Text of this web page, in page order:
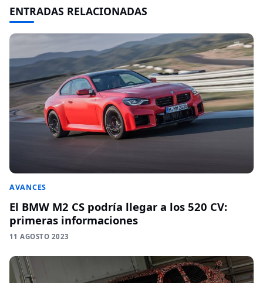
ENTRADAS RELACIONADAS
AVANCES
El BMW M2 CS podría llegar a los 520 CV:
primeras informaciones
11 AGOSTO 2023